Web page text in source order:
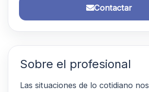
Contactar
Sobre el profesional
Las situaciones de lo cotidiano nos